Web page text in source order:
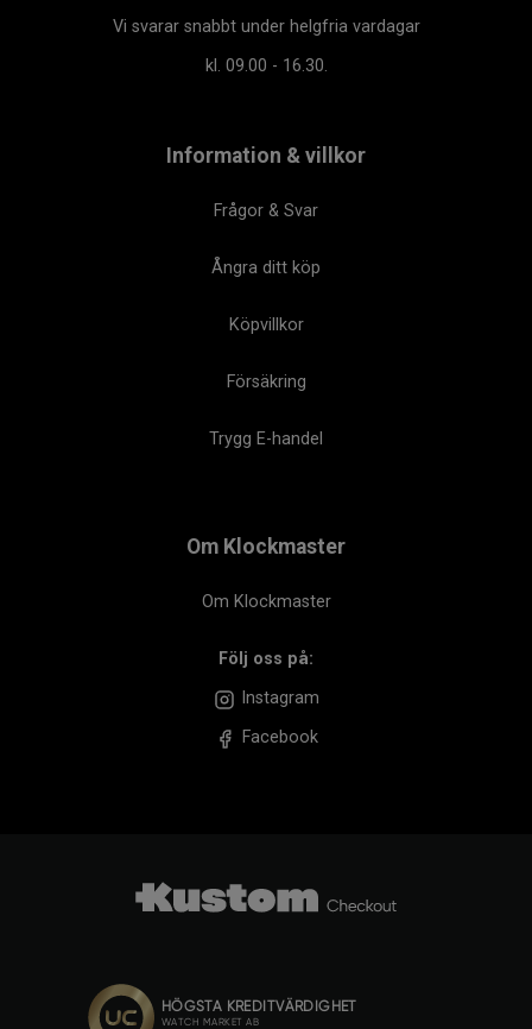
Vi svarar snabbt under helgfria vardagar
kl. 09.00 - 16.30.
Information & villkor
Frågor & Svar
Ångra ditt köp
Köpvillkor
Försäkring
Trygg E-handel
Om Klockmaster
Om Klockmaster
Följ oss på:
Instagram
Facebook